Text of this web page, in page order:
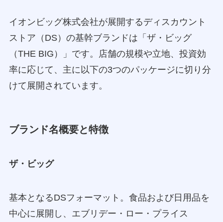
イオンビッグ株式会社が展開するディスカウント
ストア（DS）の基幹ブランドは「ザ・ビッグ
（THE BIG）」です。店舗の規模や立地、投資効
率に応じて、主に以下の3つのパッケージに切り分
けて展開されています。
ブランド名概要と特徴
ザ・ビッグ
基本となるDSフォーマット。食品および日用品を
中心に展開し、エブリデー・ロー・プライス